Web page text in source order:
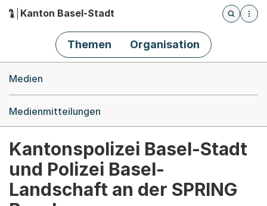
Hauptnavigation
Kanton Basel-Stadt
Öffnet
Themen Organisation
Medien
Medienmitteilungen
Kantonspolizei Basel-Stadt
und Polizei Basel-
Landschaft an der SPRING